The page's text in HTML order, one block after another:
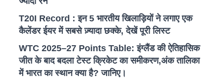
T20I Record : इन 5 भारतीय खिलाड़ियों ने लगाए एक
कैलेंडर ईयर में सबसे ज़्यादा छक्के, देखें पूरी लिस्ट
WTC 2025–27 Points Table: इंग्लैंड की ऐतिहासिक
जीत के बाद बदला टेस्ट क्रिकेट का समीकरण,अंक तालिका
में भारत का स्थान क्या है? जानिए।